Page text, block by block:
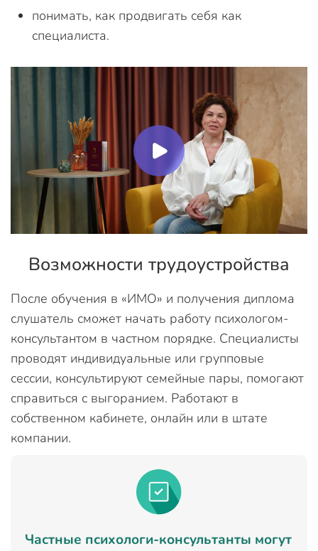
понимать, как продвигать себя как
специалиста.
Возможности трудоустройства
После обучения в «ИМО» и получения диплома
слушатель сможет начать работу психологом-
консультантом в частном порядке. Специалисты
проводят индивидуальные или групповые
сессии, консультируют семейные пары, помогают
справиться с выгоранием. Работают в
собственном кабинете, онлайн или в штате
компании.
Частные психологи-консультанты могут